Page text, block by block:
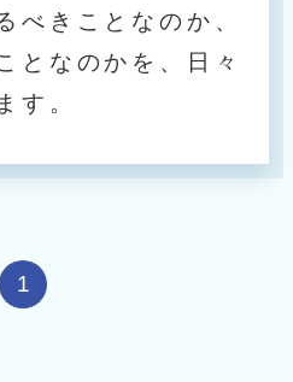
べきことなのか、
となのかを、日々
す。
1